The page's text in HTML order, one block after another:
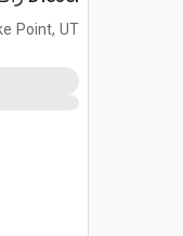
تطويل
Point, UT